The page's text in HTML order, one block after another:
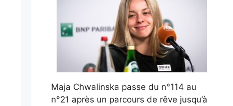
Maja Chwalinska passe du n°114 au
n°21 après un parcours de rêve jusqu’à